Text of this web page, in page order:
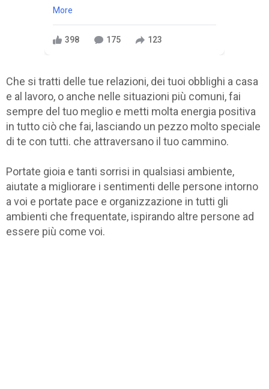
More
398 175 123
Che si tratti delle tue relazioni, dei tuoi obblighi a casa
e al lavoro, o anche nelle situazioni più comuni, fai
sempre del tuo meglio e metti molta energia positiva
in tutto ciò che fai, lasciando un pezzo molto speciale
di te con tutti. che attraversano il tuo cammino.
Portate gioia e tanti sorrisi in qualsiasi ambiente,
aiutate a migliorare i sentimenti delle persone intorno
a voi e portate pace e organizzazione in tutti gli
ambienti che frequentate, ispirando altre persone ad
essere più come voi.